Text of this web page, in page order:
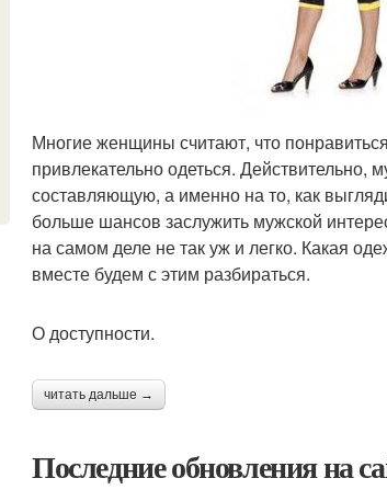
Многие женщины считают, что
привлекательно одеться.
составляющую, а именно на то, как
больше шансов заслужить мужской
на самом деле не так уж и легко. Какая
вместе будем с этим разбираться.
О доступности.
читать дальше →
Последние обновления на